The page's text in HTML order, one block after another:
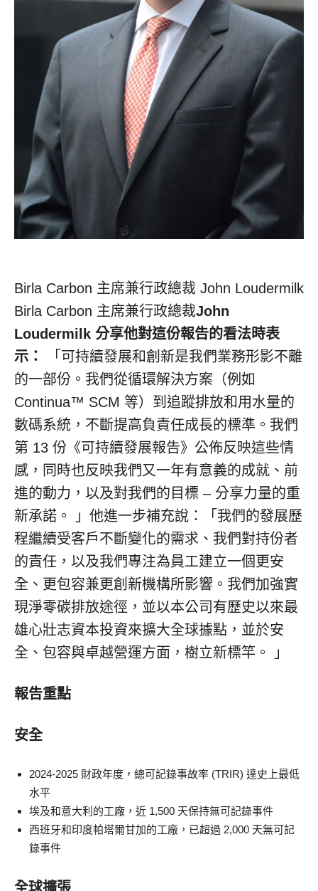
Birla Carbon 主席兼行政總裁 John Loudermilk
Birla Carbon 主席兼行政總裁John
Loudermilk 分享他對這份報告的看法時表
示：
「可持續發展和創新是我們業務形影不離
的一部份。我們從循環解決方案（例如
Continua™ SCM 等）到追蹤排放和用水量的
數碼系統，不斷提高負責任成長的標準。我們
第 13 份《可持續發展報告》公佈反映這些情
感，同時也反映我們又一年有意義的成就、前
進的動力，以及對我們的目標 – 分享力量的重
新承諾。 」他進一步補充說：「我們的發展歷
程繼續受客戶不斷變化的需求、我們對持份者
的責任，以及我們專注為員工建立一個更安
全、更包容兼更創新機構所影響。我們加強實
現淨零碳排放途徑，並以本公司有歷史以來最
雄心壯志資本投資來擴大全球據點，並於安
全、包容與卓越營運方面，樹立新標竿。 」
報告重點
安全
2024-2025 財政年度，總可記錄事故率 (TRIR) 達史上最低
水平
埃及和意大利的工廠，近 1,500 天保持無可記錄事件
西班牙和印度帕塔爾甘加的工廠，已超過 2,000 天無可記
錄事件
全球擴張